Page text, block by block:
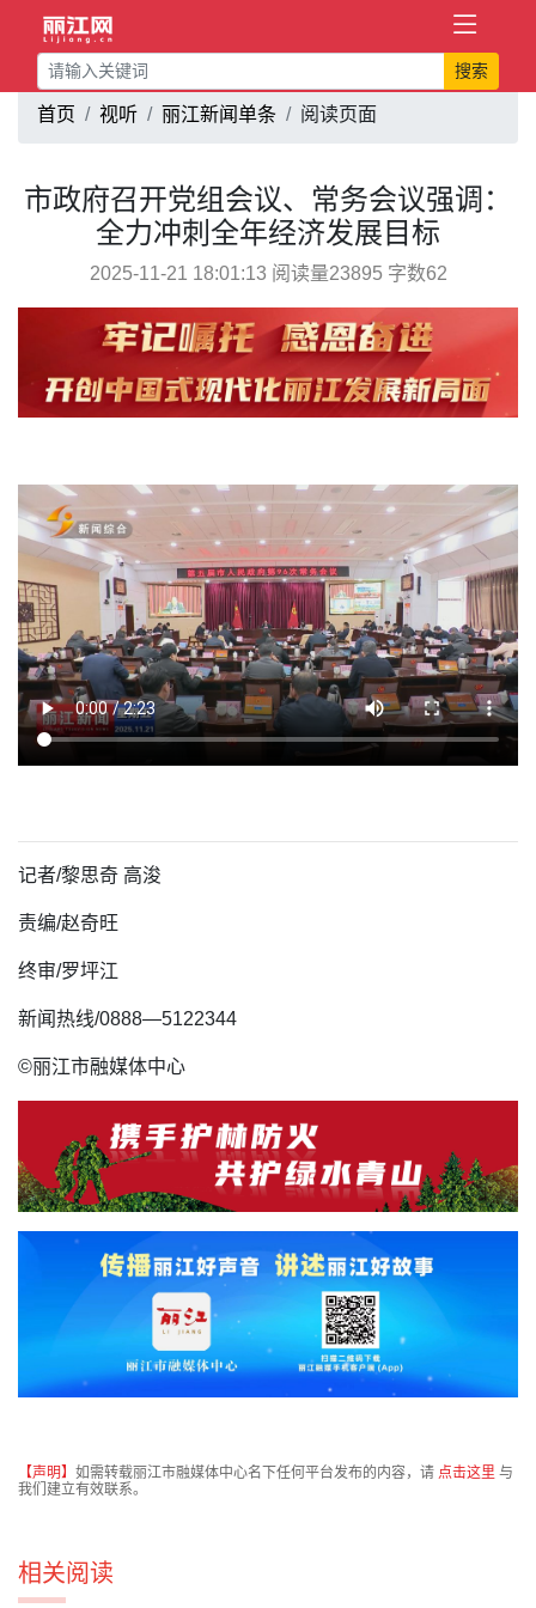
搜索
首页 视听 丽江新闻单条 阅读页面
市政府召开党组会议、常务会议强调：
全力冲刺全年经济发展目标
2025-11-21 18:01:13 阅读量23895 字数62
记者/黎思奇 高浚
责编/赵奇旺
终审/罗坪江
新闻热线/0888—5122344
©丽江市融媒体中心
【声明】 如需转载丽江市融媒体中心名下任何平台发布的内容，请 点击这里 与
我们建立有效联系。
相关阅读